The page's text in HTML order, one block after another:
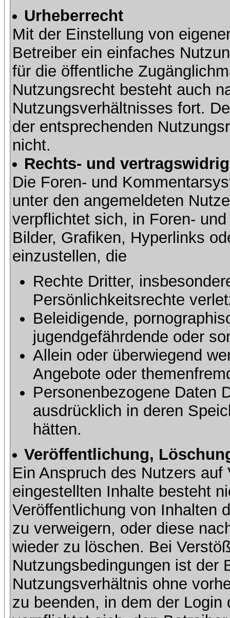
Urheberrecht
Mit der Einstellung von
Betreiber ein einfaches
für die öffentliche
Nutzungsrecht besteht auch
Nutzungsverhältnisses fort.
der entsprechenden
nicht.
Rechts- und
Die Foren- und
unter den angemeldeten
verpflichtet sich, in Foren-
Bilder, Grafiken, Hyperlinks
einzustellen, die
Rechte Dritter,
Persönlichkeitsrechte
Beleidigende,
jugendgefährdende oder
Allein oder überwiegend
Angebote oder
Personenbezogene Daten
ausdrücklich in deren
hätten.
Veröffentlichung,
Ein Anspruch des Nutzers
eingestellten Inhalte besteht
Veröffentlichung von Inhalten
zu verweigern, oder diese
wieder zu löschen. Bei
Nutzungsbedingungen ist der
Nutzungsverhältnis ohne
zu beenden, in dem der